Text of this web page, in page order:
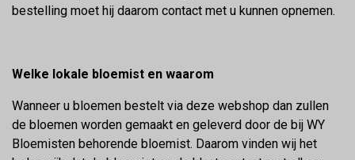
bestelling moet hij daarom contact met u kunnen opnemen.
Welke lokale bloemist en waarom
Wanneer u bloemen bestelt via deze webshop dan zullen
de bloemen worden gemaakt en geleverd door de bij WY
Bloemisten behorende bloemist. Daarom vinden wij het